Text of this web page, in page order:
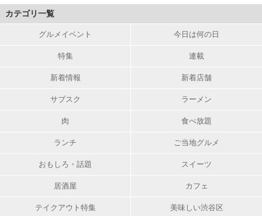
カテゴリ一覧
グルメイベント 今日は何の日
特集 連載
新着情報 新着店舗
サブスク ラーメン
肉 食べ放題
ランチ ご当地グルメ
おもしろ・話題 スイーツ
居酒屋 カフェ
テイクアウト特集 美味しい渋谷区